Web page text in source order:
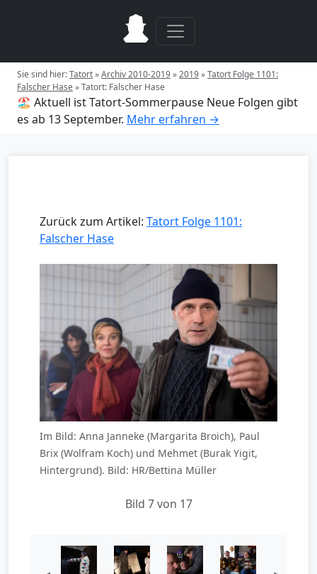
Sie sind hier:Tatort»Archiv 2010-2019»2019»Tatort Folge 1101:
Falscher Hase»Tatort: Falscher Hase
🏖️ Aktuell ist Tatort-Sommerpause Neue Folgen gibt
es ab 13 September. Mehr erfahren →
Zurück zum Artikel: Tatort Folge 1101:
Falscher Hase
Im Bild: Anna Janneke (Margarita Broich), Paul
Brix (Wolfram Koch) und Mehmet (Burak Yigit,
Hintergrund). Bild: HR/Bettina Müller
Bild 7 von 17